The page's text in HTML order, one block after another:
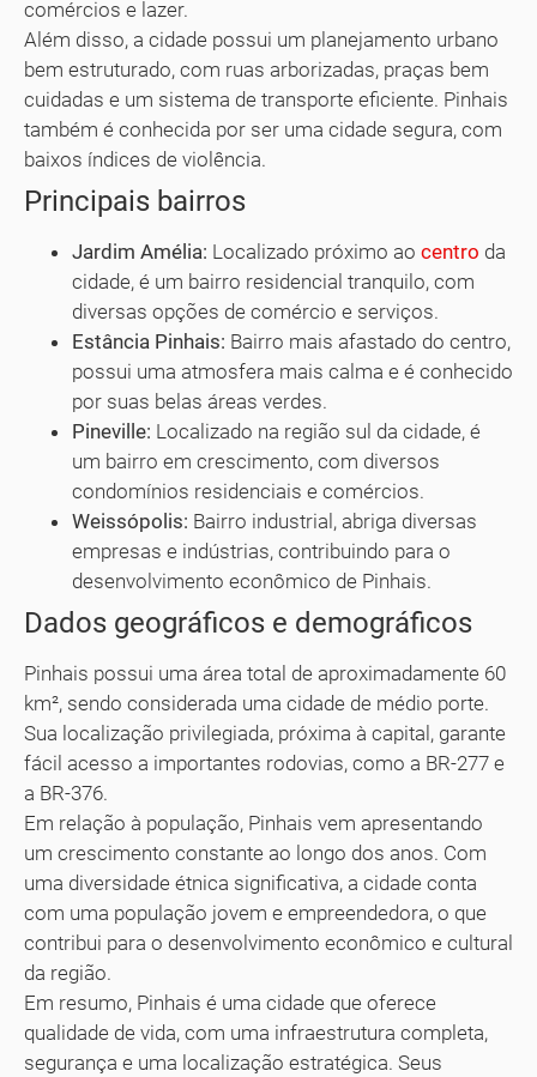
comércios e lazer.
Além disso, a cidade possui um planejamento urbano
bem estruturado, com ruas arborizadas, praças bem
cuidadas e um sistema de transporte eficiente. Pinhais
também é conhecida por ser uma cidade segura, com
baixos índices de violência.
Principais bairros
Jardim Amélia: Localizado próximo ao centro da
cidade, é um bairro residencial tranquilo, com
diversas opções de comércio e serviços.
Estância Pinhais: Bairro mais afastado do centro,
possui uma atmosfera mais calma e é conhecido
por suas belas áreas verdes.
Pineville: Localizado na região sul da cidade, é
um bairro em crescimento, com diversos
condomínios residenciais e comércios.
Weissópolis: Bairro industrial, abriga diversas
empresas e indústrias, contribuindo para o
desenvolvimento econômico de Pinhais.
Dados geográficos e demográficos
Pinhais possui uma área total de aproximadamente 60
km², sendo considerada uma cidade de médio porte.
Sua localização privilegiada, próxima à capital, garante
fácil acesso a importantes rodovias, como a BR-277 e
a BR-376.
Em relação à população, Pinhais vem apresentando
um crescimento constante ao longo dos anos. Com
uma diversidade étnica significativa, a cidade conta
com uma população jovem e empreendedora, o que
contribui para o desenvolvimento econômico e cultural
da região.
Em resumo, Pinhais é uma cidade que oferece
qualidade de vida, com uma infraestrutura completa,
segurança e uma localização estratégica. Seus